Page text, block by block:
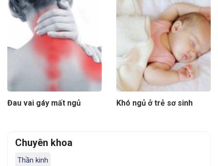
Đau vai gáy mất ngủ Khó ngủ ở trẻ sơ sinh
Chuyên khoa
Thần kinh